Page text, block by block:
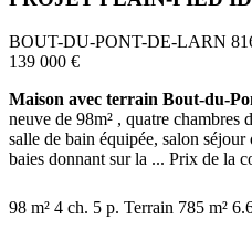
BOUT-DU-PONT-DE-LARN
139 000 €
Maison avec terrain Bout-du-
neuve de 98m² , quatre chambres
salle de bain équipée, salon
baies donnant sur la ... Prix de la
98 m² 4 ch. 5 p. Terrain 785 m²